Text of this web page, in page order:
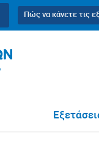
Πώς να κάνετε τις